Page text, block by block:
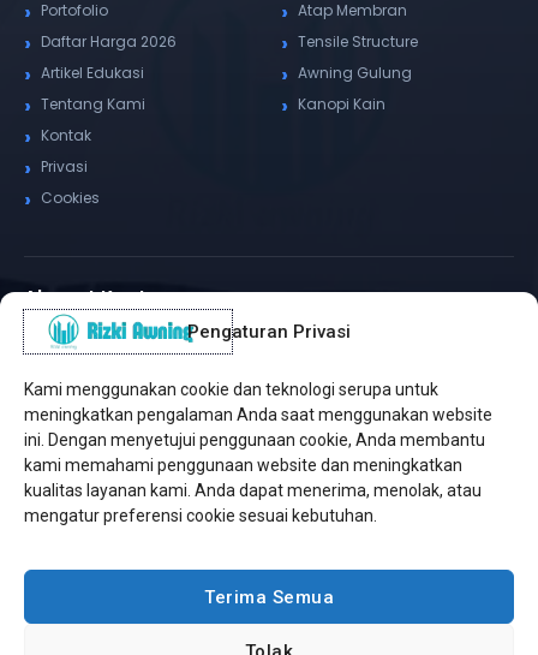
Pengaturan Privasi
Kami menggunakan cookie dan teknologi serupa untuk
meningkatkan pengalaman Anda saat menggunakan website
ini. Dengan menyetujui penggunaan cookie, Anda membantu
kami memahami penggunaan website dan meningkatkan
kualitas layanan kami. Anda dapat menerima, menolak, atau
mengatur preferensi cookie sesuai kebutuhan.
Terima Semua
Portofolio
Daftar Harga 2026
Artikel Edukasi
Tentang Kami
Kontak
Privasi
Cookies
Atap Membran
Tensile Structure
Awning Gulung
Kanopi Kain
Alamat Kantor
✆ WhatsApp / Telepon
Pusat Sukabumi
Sukamanis, Kadudampit, Sukabumi
Cabang Jakarta
Kembangan, Jakarta Barat
Sektor A3, Tangerang Selatan